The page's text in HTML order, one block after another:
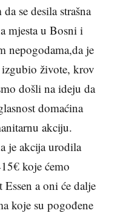
se desila strašna
mjesta u Bosni i
nepogodama,da je
živote, krov
došli na ideju da
domaćina
akciju.
je akcija urodila
koje ćemo
a oni će dalje
koje su pogođene